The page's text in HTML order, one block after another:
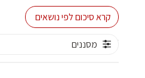
קרא סיכום לפי נושאים
מסננים